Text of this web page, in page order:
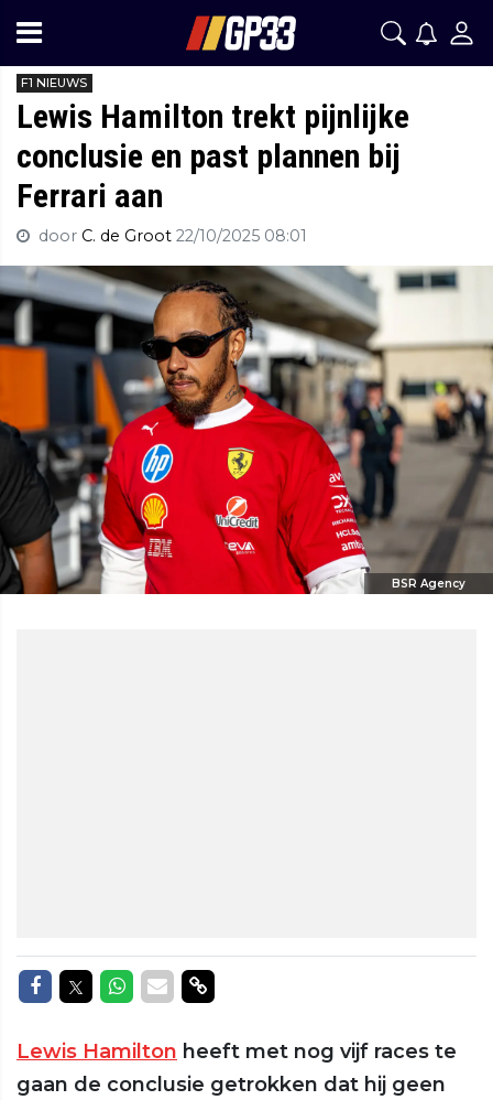
F1 NIEUWS
Lewis Hamilton trekt pijnlijke
conclusie en past plannen bij
Ferrari aan
door C. de Groot 22/10/2025 08:01
BSR Agency
Delen op Facebook
Delen op Twitter
Delen op Whatsapp
Delen via Mail
Delen via link
Lewis Hamilton heeft met nog vijf races te
gaan de conclusie getrokken dat hij geen